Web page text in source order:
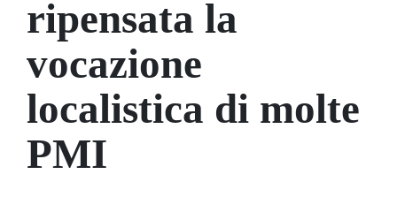
ripensata la
vocazione
localistica di molte
PMI